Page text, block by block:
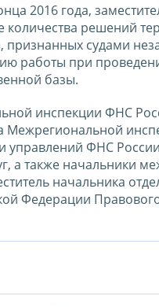
2016 года,
количества решений
признанных судами
работы при
базы.
инспекции ФНС
Межрегиональной
управлений ФНС
а также начальники
начальника
Федерации